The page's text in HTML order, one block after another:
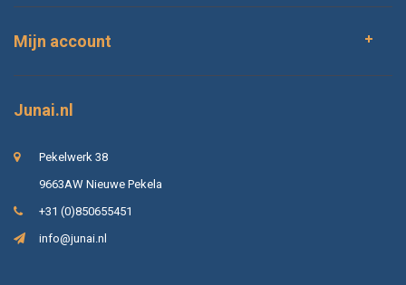
Mijn account
Junai.nl
Pekelwerk 38
9663AW Nieuwe Pekela
+31 (0)850655451
info@junai.nl